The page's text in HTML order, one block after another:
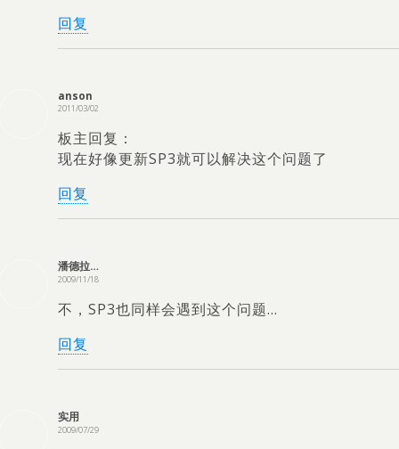
回复
anson
2011/03/02
板主回复：
现在好像更新SP3就可以解决这个问题了
回复
潘德拉…
2009/11/18
不，SP3也同样会遇到这个问题…
回复
实用
2009/07/29